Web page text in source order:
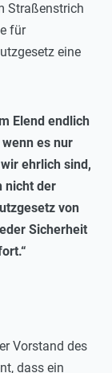
Straßenstrich
für
eine
Elend endlich
es nur
ehrlich sind,
nicht der
von
Sicherheit
Vorstand des
dass ein